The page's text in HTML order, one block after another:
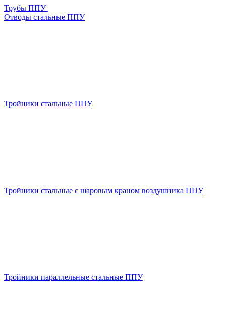
Трубы ППУ
Отводы стальные ППУ
Тройники стальные ППУ
Тройники стальные с шаровым краном воздушника ППУ
Тройники параллельные стальные ППУ